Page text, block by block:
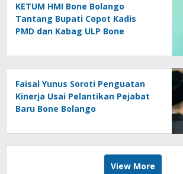
KETUM HMI Bone Bolango
Tantang Bupati Copot Kadis
PMD dan Kabag ULP Bone
of Power’
Faisal Yunus Soroti Penguatan
Kinerja Usai Pelantikan Pejabat
Baru Bone Bolango
View More